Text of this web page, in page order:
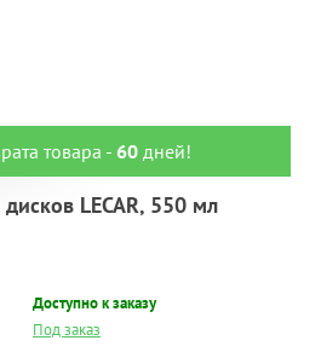
товара - 60дней!
LECAR, 550 мл
Доступно к заказу
Под заказ